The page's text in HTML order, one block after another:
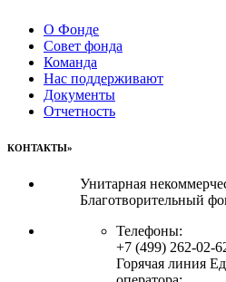
О Фонде
Совет фонда
Команда
Нас поддерживают
Документы
Отчетность
КОНТАКТЫ»
Унитарная
Благотворительный
Телефоны:
+7 (499) 262-02-
Горячая линия